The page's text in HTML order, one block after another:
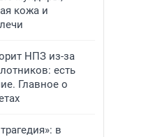
кожа и
НПЗ из-за
есть
Главное о
в